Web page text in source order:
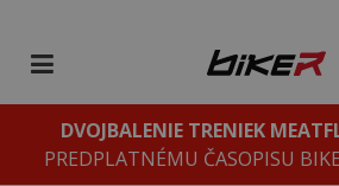
DVOJBALENIE TRENIEK
PREDPLATNÉMU ČASOPISU